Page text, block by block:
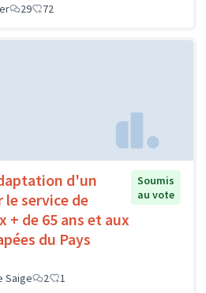
29 72
d'un
le service de
+ de 65 ans et aux
du Pays
Soumis
au vote
Saige 2 1